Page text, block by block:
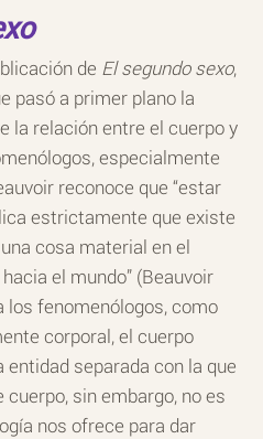
de El segundo sexo,
pasó a primer plano la
la relación entre el cuerpo y
especialmente
reconoce que “estar
estrictamente que existe
cosa material en el
el mundo” (Beauvoir
los fenomenólogos, como
corporal, el cuerpo
separada con la que
sin embargo, no es
nos ofrece para dar